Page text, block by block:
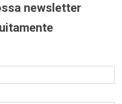
newsletter